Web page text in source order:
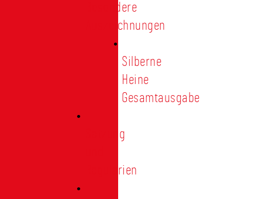
Besondere
Auszeichnungen
Silberne
Heine
Gesamtausgabe
Satzung
Regularien